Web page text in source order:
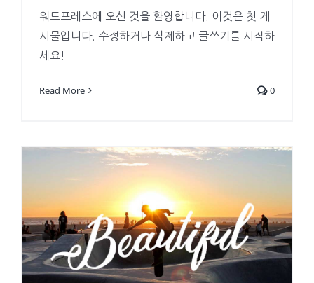
워드프레스에 오신 것을 환영합니다. 이것은 첫 게
시물입니다. 수정하거나 삭제하고 글쓰기를 시작하
세요!
Read More 0